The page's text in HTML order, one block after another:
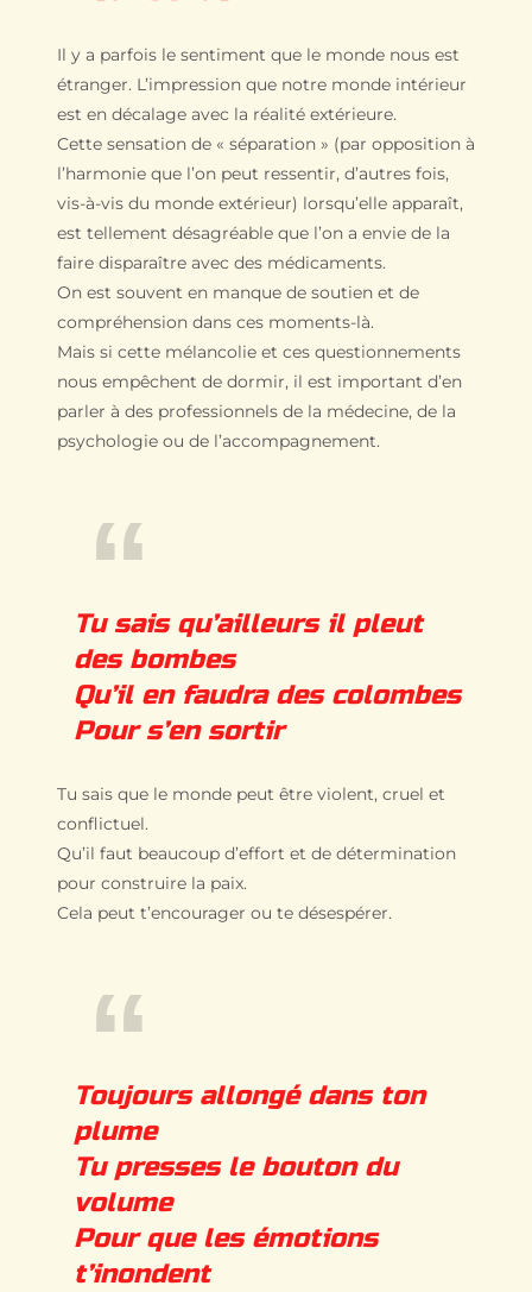
Il y a parfois le sentiment que le monde nous est
étranger. L’impression que notre monde intérieur
est en décalage avec la réalité extérieure.
Cette sensation de « séparation » (par opposition à
l’harmonie que l’on peut ressentir, d’autres fois,
vis-à-vis du monde extérieur) lorsqu’elle apparaît,
est tellement désagréable que l’on a envie de la
faire disparaître avec des médicaments.
On est souvent en manque de soutien et de
compréhension dans ces moments-là.
Mais si cette mélancolie et ces questionnements
nous empêchent de dormir, il est important d’en
parler à des professionnels de la médecine, de la
psychologie ou de l’accompagnement.
Tu sais qu’ailleurs il pleut
des bombes
Qu’il en faudra des colombes
Pour s’en sortir
Tu sais que le monde peut être violent, cruel et
conflictuel.
Qu’il faut beaucoup d’effort et de détermination
pour construire la paix.
Cela peut t’encourager ou te désespérer.
Toujours allongé dans ton
plume
Tu presses le bouton du
volume
Pour que les émotions
t’inondent